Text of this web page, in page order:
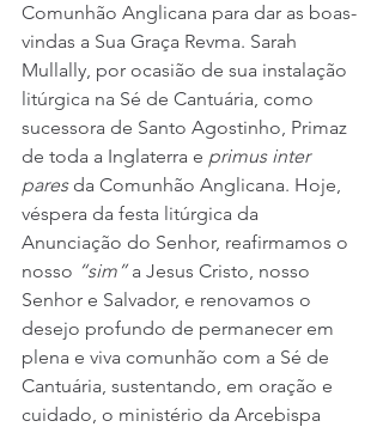
Comunhão Anglicana para dar as boas-
vindas a Sua Graça Revma. Sarah
Mullally, por ocasião de sua instalação
litúrgica na Sé de Cantuária, como
sucessora de Santo Agostinho, Primaz
de toda a Inglaterra e primus inter
pares da Comunhão Anglicana. Hoje,
véspera da festa litúrgica da
Anunciação do Senhor, reafirmamos o
nosso “sim” a Jesus Cristo, nosso
Senhor e Salvador, e renovamos o
desejo profundo de permanecer em
plena e viva comunhão com a Sé de
Cantuária, sustentando, em oração e
cuidado, o ministério da Arcebispa